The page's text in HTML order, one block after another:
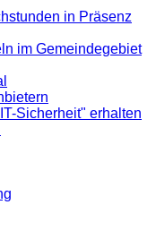
in Präsenz
im Gemeindegebiet
Sicherheit" erhalten